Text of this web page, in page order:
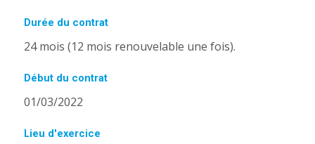
Durée du contrat
24 mois (12 mois renouvelable une fois).
Début du contrat
01/03/2022
Lieu d'exercice